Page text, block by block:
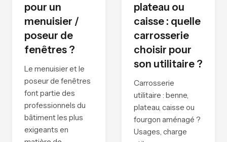
pour un
menuisier /
poseur de
fenêtres ?
Le menuisier et le
poseur de fenêtres
font partie des
professionnels du
bâtiment les plus
exigeants en
plateau ou
caisse : quelle
carrosserie
choisir pour
son utilitaire ?
Carrosserie
utilitaire : benne,
plateau, caisse ou
fourgon aménagé ?
Usages, charge